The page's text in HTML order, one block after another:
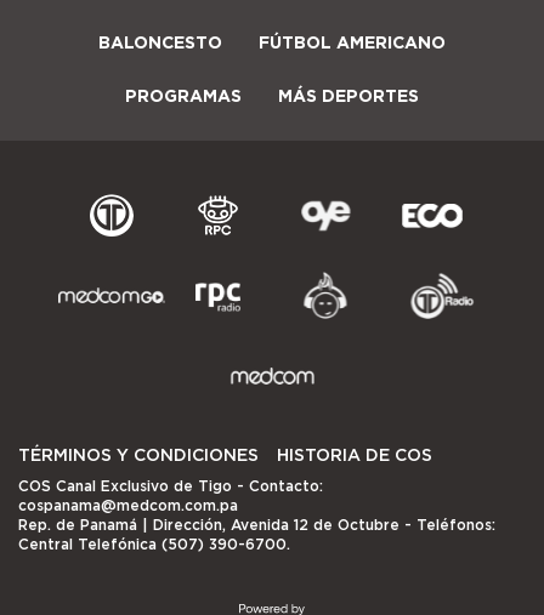
BALONCESTO FÚTBOL AMERICANO
PROGRAMAS MÁS DEPORTES
TÉRMINOS Y CONDICIONES HISTORIA DE COS
COS Canal Exclusivo de Tigo - Contacto:
cospanama@medcom.com.pa
Rep. de Panamá | Dirección, Avenida 12 de Octubre - Teléfonos:
Central Telefónica (507) 390-6700.